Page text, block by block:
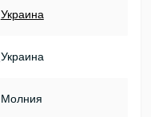
Украина
Украина
Молния